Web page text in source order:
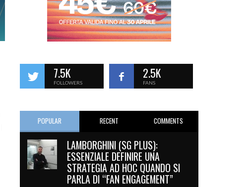
7.5K
FOLLOWERS
2.5K
FANS
POPULAR RECENT COMMENTS
LAMBORGHINI (SG PLUS):
ESSENZIALE DEFINIRE UNA
STRATEGIA AD HOC QUANDO SI
PARLA DI “FAN ENGAGEMENT”